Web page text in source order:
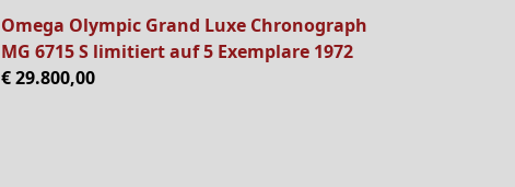
Omega Olympic Grand Luxe Chronograph
MG 6715 S limitiert auf 5 Exemplare 1972
€ 29.800,00